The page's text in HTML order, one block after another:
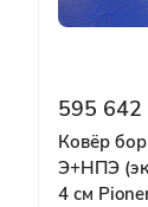
595 642
Ковёр
Э+НПЭ
4 см